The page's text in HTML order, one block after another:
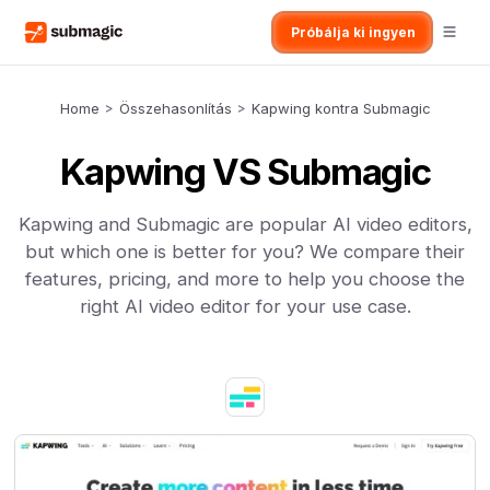
Próbálja ki ingyen
Home > Összehasonlítás > Kapwing kontra Submagic
Kapwing VS Submagic
Kapwing and Submagic are popular AI video editors,
but which one is better for you? We compare their
features, pricing, and more to help you choose the
right AI video editor for your use case.